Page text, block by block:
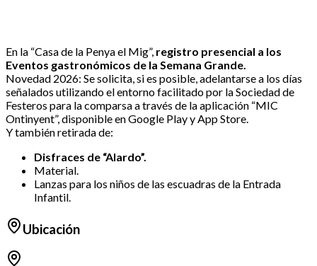
En la “Casa de la Penya el Mig”, registro presencial a los
Eventos gastronómicos de la Semana Grande.
Novedad 2026: Se solicita, si es posible, adelantarse a los días
señalados utilizando el entorno facilitado por la Sociedad de
Festeros para la comparsa a través de la aplicación “MIC
Ontinyent”, disponible en Google Play y App Store.
Y también retirada de:
Disfraces de “Alardo”.
Material.
Lanzas para los niños de las escuadras de la Entrada
Infantil.
Ubicación